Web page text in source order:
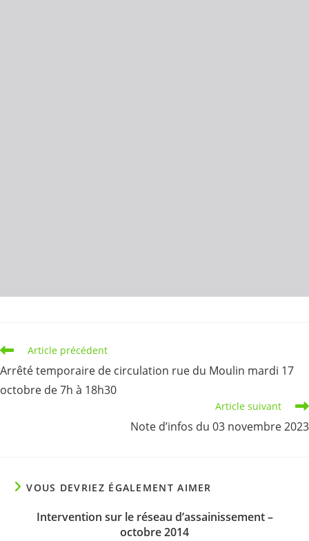
Read
more
articles
Article précédent
Arrêté temporaire de circulation rue du Moulin mardi 17
octobre de 7h à 18h30
Article suivant
Note d’infos du 03 novembre 2023
VOUS DEVRIEZ ÉGALEMENT AIMER
Intervention sur le réseau d’assainissement –
octobre 2014